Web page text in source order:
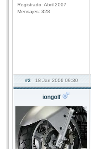
Registrado: Abril 2007
Mensajes: 328
#2 18 Jan 2006 09:30
iongolf